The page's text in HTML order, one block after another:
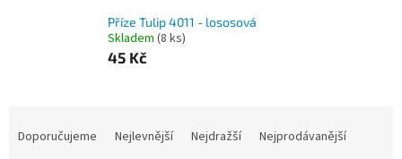
Příze Tulip 4011 - lososová
Skladem (8 ks)
45 Kč
Doporučujeme Nejlevnější Nejdražší
Nejprodávanější